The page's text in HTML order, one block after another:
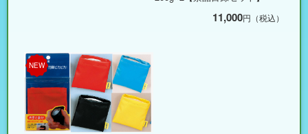
11,000円（税込）
NEW